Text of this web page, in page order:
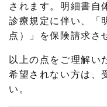
されます。明細書自
診療規定に伴い、「
点）」を保険請求さ
以上の点をご理解い
希望されない方は、
い。